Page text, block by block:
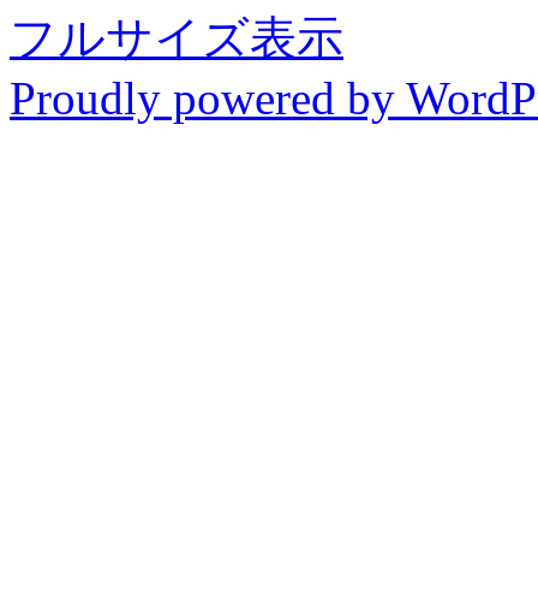
フルサイズ表示
Proudly powered by